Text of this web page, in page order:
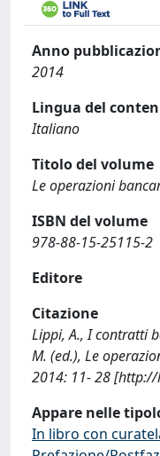
Anno
2014
Lingua del
Italiano
Titolo del volume
Le operazioni
ISBN del volume
978-88-15-25115-2
Editore
Citazione
Lippi, A., I contratti
M. (ed.), Le
2014: 11- 28
Appare nelle
In libro con